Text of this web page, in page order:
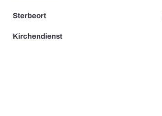
Sterbeort
Kirchendienst